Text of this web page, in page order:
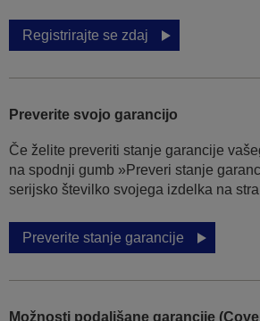
Registrirajte se zdaj
Preverite svojo garancijo
Če želite preveriti stanje garancije
na spodnji gumb »Preveri stanje
serijsko številko svojega izdelka na
Preverite stanje garancije
Možnosti podaljšane garancije